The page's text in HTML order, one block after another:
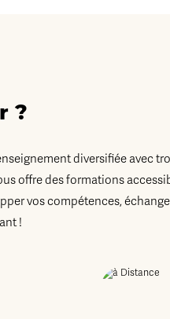
?
diversifiée avec
offre des formations
vos compétences,
!